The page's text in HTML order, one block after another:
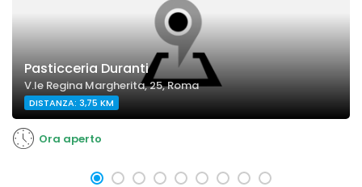
Pasticceria Duranti
V.le Regina Margherita, 25, Roma
DISTANZA: 3,75 KM
Ora aperto